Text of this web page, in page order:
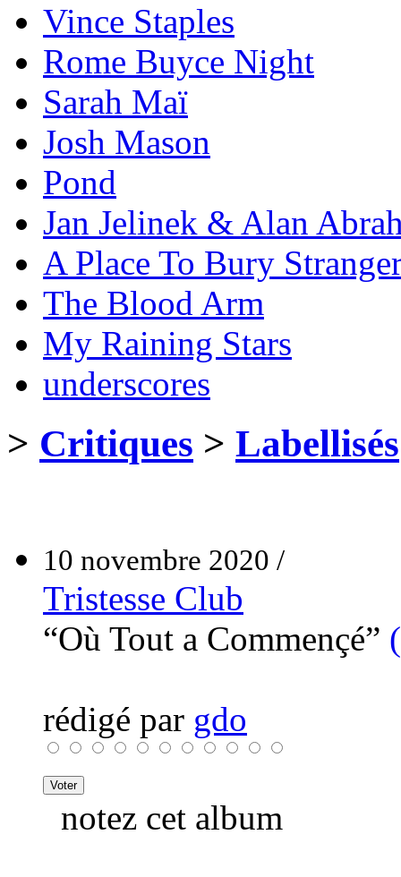
Vince Staples
Rome Buyce Night
Sarah Maï
Josh Mason
Pond
Jan Jelinek & Alan
A Place To Bury
The Blood Arm
My Raining Stars
underscores
> Critiques > Labellisés
10 novembre 2020 /
Tristesse Club
“Où Tout a Commençé”
rédigé par gdo
notez cet album